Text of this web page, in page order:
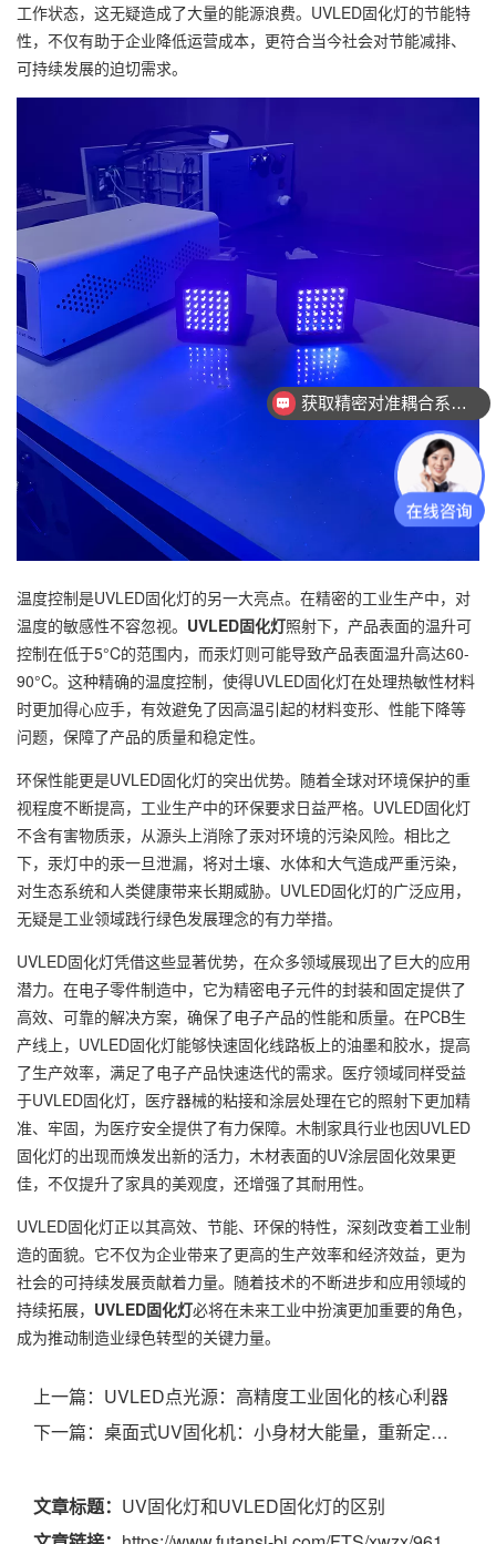
工作状态，这无疑造成了大量的能源浪费。UVLED固化灯的节能特
性，不仅有助于企业降低运营成本，更符合当今社会对节能减排、
可持续发展的迫切需求。
温度控制是UVLED固化灯的另一大亮点。在精密的工业生产中，对
温度的敏感性不容忽视。 UVLED固化灯照射下，产品表面的温升可
控制在低于5°C的范围内，而汞灯则可能导致产品表面温升高达60-
90°C。这种精确的温度控制，使得UVLED固化灯在处理热敏性材料
时更加得心应手，有效避免了因高温引起的材料变形、性能下降等
问题，保障了产品的质量和稳定性。
环保性能更是UVLED固化灯的突出优势。随着全球对环境保护的重
视程度不断提高，工业生产中的环保要求日益严格。UVLED固化灯
不含有害物质汞，从源头上消除了汞对环境的污染风险。相比之
下，汞灯中的汞一旦泄漏，将对土壤、水体和大气造成严重污染，
对生态系统和人类健康带来长期威胁。UVLED固化灯的广泛应用，
无疑是工业领域践行绿色发展理念的有力举措。
UVLED固化灯凭借这些显著优势，在众多领域展现出了巨大的应用
潜力。在电子零件制造中，它为精密电子元件的封装和固定提供了
高效、可靠的解决方案，确保了电子产品的性能和质量。在PCB生
产线上，UVLED固化灯能够快速固化线路板上的油墨和胶水，提高
了生产效率，满足了电子产品快速迭代的需求。医疗领域同样受益
于UVLED固化灯，医疗器械的粘接和涂层处理在它的照射下更加精
准、牢固，为医疗安全提供了有力保障。木制家具行业也因UVLED
固化灯的出现而焕发出新的活力，木材表面的UV涂层固化效果更
佳，不仅提升了家具的美观度，还增强了其耐用性。
UVLED固化灯正以其高效、节能、环保的特性，深刻改变着工业制
造的面貌。它不仅为企业带来了更高的生产效率和经济效益，更为
社会的可持续发展贡献着力量。随着技术的不断进步和应用领域的
持续拓展， UVLED固化灯必将在未来工业中扮演更加重要的角色，
成为推动制造业绿色转型的关键力量。
上一篇： UVLED点光源：高精度工业固化的核心利器
下一篇： 桌面式UV固化机：小身材大能量，重新定义高效光固化新标准
文章标题： UV固化灯和UVLED固化灯的区别
获取精密对准耦合系统技术方案